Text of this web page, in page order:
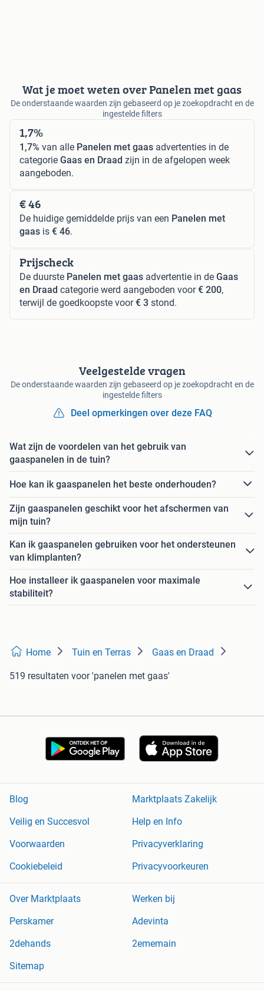
Wat je moet weten over Panelen met gaas
De onderstaande waarden zijn gebaseerd op je zoekopdracht en de
ingestelde filters
1,7%
1,7% van alle Panelen met gaas advertenties in de
categorie Gaas en Draad zijn in de afgelopen week
aangeboden.
€ 46
De huidige gemiddelde prijs van een Panelen met
gaas is € 46.
Prijscheck
De duurste Panelen met gaas advertentie in de Gaas
en Draad categorie werd aangeboden voor€ 200,
terwijl de goedkoopste voor€ 3 stond.
Veelgestelde vragen
De onderstaande waarden zijn gebaseerd op je zoekopdracht en de
ingestelde filters
Deel opmerkingen over deze FAQ
Wat zijn de voordelen van het gebruik van
gaaspanelen in de tuin?
Hoe kan ik gaaspanelen het beste onderhouden?
Zijn gaaspanelen geschikt voor het afschermen van
mijn tuin?
Kan ik gaaspanelen gebruiken voor het ondersteunen
van klimplanten?
Hoe installeer ik gaaspanelen voor maximale
stabiliteit?
Home Tuin en Terras Gaas en Draad
519 resultaten voor 'panelen met gaas'
Blog
Marktplaats Zakelijk
Veilig en Succesvol
Help en Info
Voorwaarden
Privacyverklaring
Cookiebeleid
Privacyvoorkeuren
Over Marktplaats
Werken bij
Perskamer
Adevinta
2dehands
2ememain
Sitemap